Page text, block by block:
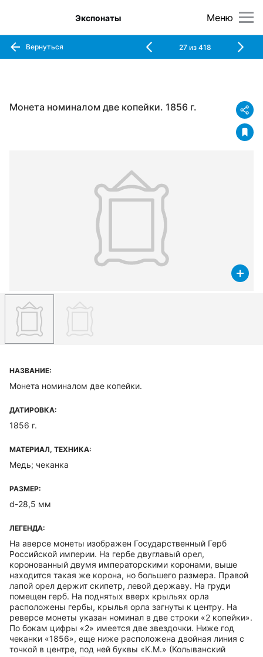
Меню
Экспонаты
Вернуться 27из 418
Монета номиналом две копейки. 1856 г.
НАЗВАНИЕ:
Монета номиналом две копейки.
ДАТИРОВКА:
1856 г.
МАТЕРИАЛ, ТЕХНИКА:
Медь; чеканка
РАЗМЕР:
d-28,5 мм
ЛЕГЕНДА:
На аверсе монеты изображен Государственный Герб
Российской империи. На гербе двуглавый орел,
коронованный двумя императорскими коронами, выше
находится такая же корона, но большего размера. Правой
лапой орел держит скипетр, левой державу. На груди
помещен герб. На поднятых вверх крыльях орла
расположены гербы, крылья орла загнуты к центру. На
реверсе монеты указан номинал в две строки «2 копейки».
По бокам цифры «2» имеется две звездочки. Ниже год
чеканки «1856», еще ниже расположена двойная линия с
точкой в центре, под ней буквы «К.М.» (Колыванский